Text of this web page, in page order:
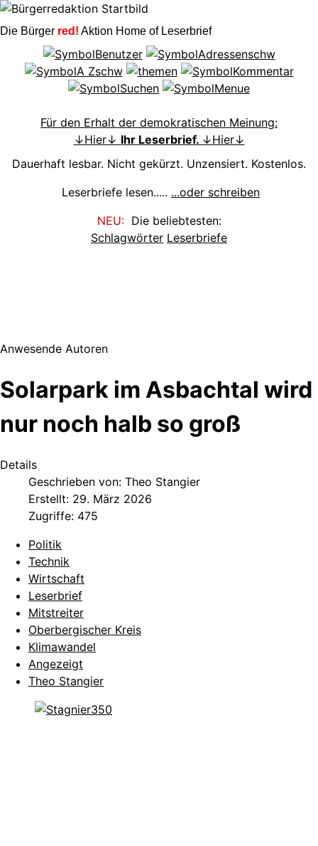
Die Bürger red! Aktion Home of Leserbrief
Für den Erhalt der demokratischen Meinung:
↓Hier↓ Ihr Leserbrief. ↓Hier↓
Dauerhaft lesbar. Nicht gekürzt. Unzensiert. Kostenlos.
Leserbriefe lesen..... ...oder schreiben
NEU:Die beliebtesten:
Schlagwörter Leserbriefe
Anwesende Autoren
Solarpark im Asbachtal wird
nur noch halb so groß
Details
Geschrieben von: Theo Stangier
Erstellt: 29. März 2026
Zugriffe: 475
Politik
Technik
Wirtschaft
Leserbrief
Mitstreiter
Oberbergischer Kreis
Klimawandel
Angezeigt
Theo Stangier